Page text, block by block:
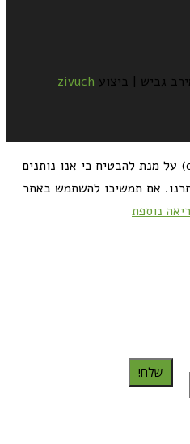
zivuch
אנו משתמשים בעוגיות (cookies) על מנת להבטיח כי אנו נותנים
אם תמשיכו להשתמש באתר
נוספת
שלח!